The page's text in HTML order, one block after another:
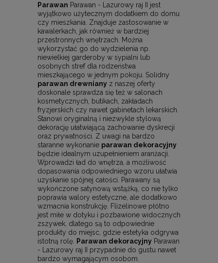
Parawan Parawan - Lazurowy raj II jest
wyjątkowo użytecznym dodatkiem do domu
czy mieszkania. Znajduje zastosowanie w
kawalerkach, jak również w bardziej
przestronnych wnętrzach. Można
wykorzystać go do wydzielenia np.
niewielkiej garderoby w sypialni lub
osobnych stref dla rodzeństwa
mieszkającego w jednym pokoju. Solidny
parawan drewniany z naszej oferty
doskonale sprawdza się też w salonach
kosmetycznych, butikach, zakładach
fryzjerskich czy nawet gabinetach lekarskich.
Stanowi oryginalną i niezwykle stylową
dekorację ułatwiającą zachowanie dyskrecji
oraz prywatności. Z uwagi na bardzo
staranne wykonanie parawan dekoracyjny
będzie idealnym uzupełnieniem aranżacji.
Wprowadzi ład do wnętrza, a możliwość
dopasowania odpowiedniego wzoru ułatwia
uzyskanie spójnej całości. Parawany są
wykończone satynową wstążką, co nie tylko
poprawia walory estetyczne, ale dodatkowo
wzmacnia konstrukcję. Flizelinowe płótno
jest miłe w dotyku i pozbawione widocznych
zszywek, dlatego są to odpowiednie
produkty do miejsc, gdzie estetyka odgrywa
istotną rolę. Parawan dekoracyjny Parawan
- Lazurowy raj II przypadnie do gustu nawet
bardzo wymagającym osobom.